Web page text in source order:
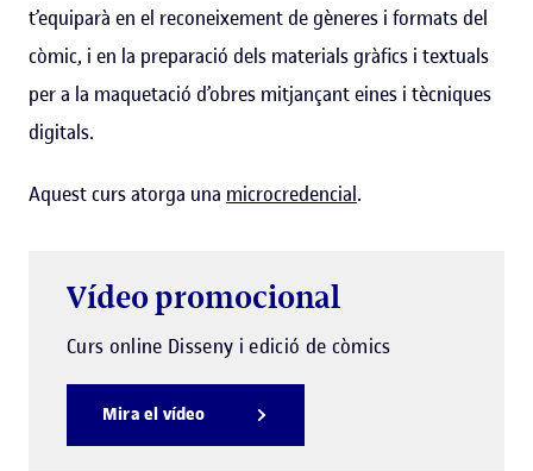
t’equiparà en el reconeixement de gèneres i formats del
còmic, i en la preparació dels materials gràfics i textuals
per a la maquetació d’obres mitjançant eines i tècniques
digitals.
Aquest curs atorga una microcredencial.
Vídeo promocional
Curs online Disseny i edició de còmics
Mira el vídeo